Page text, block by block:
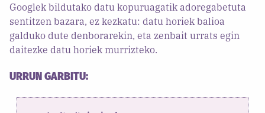
Googlek bildutako datu kopuruagatik adoregabetuta
sentitzen bazara, ez kezkatu: datu horiek balioa
galduko dute denborarekin, eta zenbait urrats egin
daitezke datu horiek murrizteko.
URRUN GARBITU: